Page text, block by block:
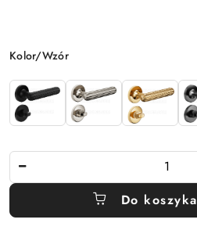
Wariant
Kolor/Wzór
Do koszyka